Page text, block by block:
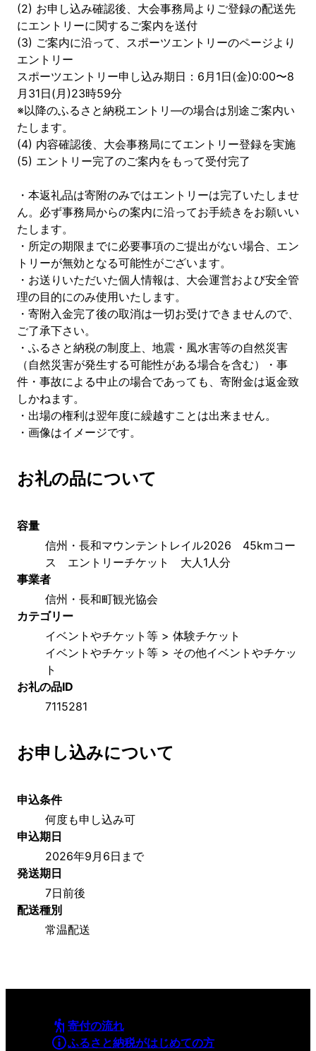
(2) お申し込み確認後、大会事務局よりご登録の配送先
にエントリーに関するご案内を送付
(3) ご案内に沿って、スポーツエントリーのページより
エントリー
スポーツエントリー申し込み期日：6月1日(金)0:00〜8
月31日(月)23時59分
※以降のふるさと納税エントリ—の場合は別途ご案内い
たします。
(4) 内容確認後、大会事務局にてエントリー登録を実施
(5) エントリー完了のご案内をもって受付完了
・本返礼品は寄附のみではエントリーは完了いたしませ
ん。必ず事務局からの案内に沿ってお手続きをお願いい
たします。
・所定の期限までに必要事項のご提出がない場合、エン
トリーが無効となる可能性がございます。
・お送りいただいた個人情報は、大会運営および安全管
理の目的にのみ使用いたします。
・寄附入金完了後の取消は一切お受けできませんので、
ご了承下さい。
・ふるさと納税の制度上、地震・風水害等の自然災害
（自然災害が発生する可能性がある場合を含む）・事
件・事故による中止の場合であっても、寄附金は返金致
しかねます。
・出場の権利は翌年度に繰越すことは出来ません。
・画像はイメージです。
お礼の品について
容量
信州・長和マウンテントレイル2026　45kmコー
ス　エントリーチケット　大人1人分
事業者
信州・長和町観光協会
カテゴリー
イベントやチケット等 > 体験チケット
イベントやチケット等 > その他イベントやチケッ
ト
お礼の品ID
7115281
お申し込みについて
申込条件
何度も申し込み可
申込期日
2026年9月6日まで
発送期日
7日前後
配送種別
常温配送
寄付の流れ
ふるさと納税がはじめての方